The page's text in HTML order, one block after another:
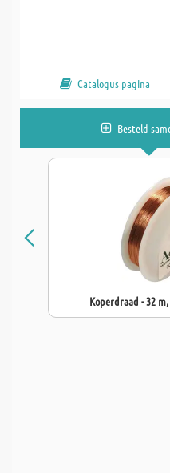
Catalogus pagina
Besteld
Koperdraad - 32